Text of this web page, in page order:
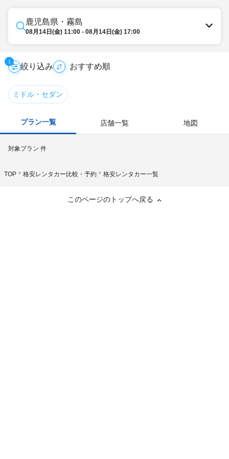
鹿児島県・霧島
08月14日(金) 11:00 - 08月14日(金) 17:00
1
絞り込み
ミドル・セダン
プラン一覧 店舗一覧 地図
対象プラン 件
TOP 格安レンタカー比較・予約 格安レンタカー一覧
このページのトップへ戻る